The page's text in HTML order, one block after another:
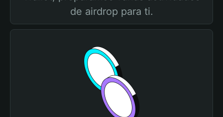
de airdrop para ti.